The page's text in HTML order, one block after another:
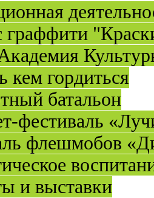
граффити
кем гордиться
батальон
фестиваль
флешмобов
и выставки